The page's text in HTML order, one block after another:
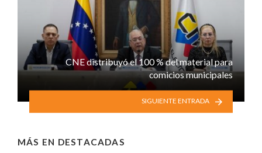
CNE distribuyó el 100 % del material para
comicios municipales
SIGUIENTE ENTRADA
MÁS EN DESTACADAS